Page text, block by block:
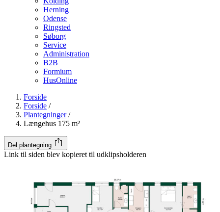
Herning
Odense
Ringsted
Søborg
Service
Administration
B2B
Formium
HusOnline
Forside
Forside /
Plantegninger /
Længehus 175 m²
Del plantegning
Link til siden blev kopieret til udklipsholderen